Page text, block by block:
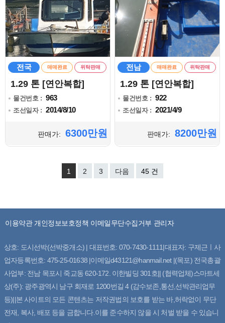
전국 매매완료 위탁판매
1.29 톤 [연안복합]
물건번호 : 963
조선일자 : 2014/8/10
판매가: 6300만원
전남 매매완료 위탁판매
1.29 톤 [연안복합]
물건번호 : 922
조선일자 : 2021/4/9
판매가: 8200만원
1 2 3 다음 45 건
이용약관 개인정보보호정책 이메일무단수집거부 관리자
상호: 도시선박(선박중개소) | 대표번호: 070-7430-1111|대표자: 구제근ㅣ사
업자등록번호: 475-25-01638 |이메일d43121@hanmail.net |(목포) 전국총괄
사업부: 전남 목포시 죽교동 620-172. 이한빌딩 301호|| (협력업체)스마트세
상(주): 광주광역시 남구 회재로 1200번길 4 (감수보존,통선,선박관리업무
등)||본 사이트의 모든 콘텐츠는 저작권법의 보호를 받는 바,허락없이 무단
전재, 복사, 배포 등을 금합니다.이를 준수하지 않을 시 처벌 받을 수 있습니